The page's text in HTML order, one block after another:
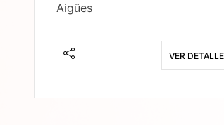
Aigües
VER DETALLE